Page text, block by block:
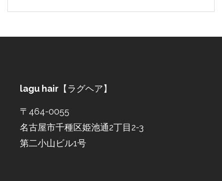
lagu hair 【ラグヘア】
〒464-0055
名古屋市千種区姫池通2丁目2-3
第二小山ビル1号